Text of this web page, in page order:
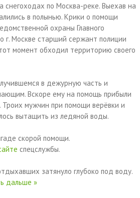
по Москва-реке. Выехав на
в полынью. Крики о помощи
охраны Главного
г. Москве старший сержант полиции
момент обходил территорию своего
в дежурную часть и
Вскоре ему на помощь прибыли
Троих мужчин при помощи верёвки и
вытащить из ледяной воды.
скорой помощи.
спецслужбы.
затянуло глубоко под воду.
дальше »